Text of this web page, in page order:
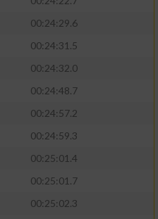
00:24:29.6
00:24:31.5
00:24:32.0
00:24:48.7
00:24:57.2
00:24:59.3
00:25:01.4
00:25:01.7
00:25:02.3